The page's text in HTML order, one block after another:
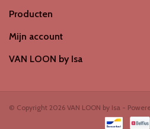
Producten
Mijn account
VAN LOON by Isa
© Copyright 2026 VAN LOON by Isa -